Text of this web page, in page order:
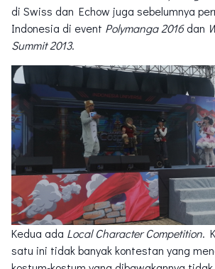
di Swiss dan Echow juga sebelumnya
Indonesia di event Polymanga 2016dan
Summit 2013.
Kedua ada Local Character Competition.
satu ini tidak banyak kontestan yang